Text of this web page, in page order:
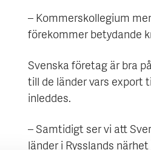
– Kommerskollegium
förekommer betydande
Svenska företag är bra
till de länder vars export
inleddes.
– Samtidigt ser vi att
länder i Rysslands